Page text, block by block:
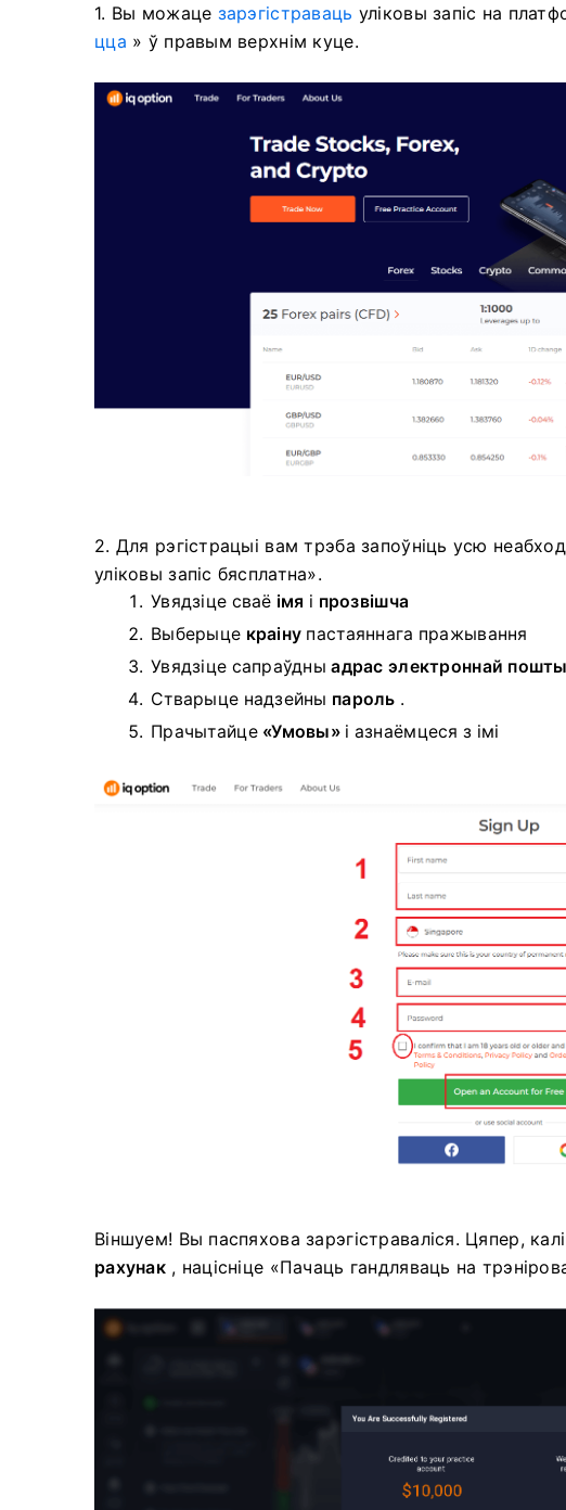
1. Вы можаце зарэгістраваць уліковы запіс на
цца » ў правым верхнім куце.
2. Для рэгістрацыі вам трэба запоўніць усю
уліковы запіс бясплатна».
Увядзіце сваё імя і прозвішча
Выберыце краіну пастаяннага пражывання
Увядзіце сапраўдныадрас электроннай
Стварыце надзейны пароль .
Прачытайце «Умовы» і азнаёмцеся з імі
Віншуем! Вы паспяхова зарэгістраваліся. Цяпер,
рахунак, націсніце «Пачаць гандляваць на